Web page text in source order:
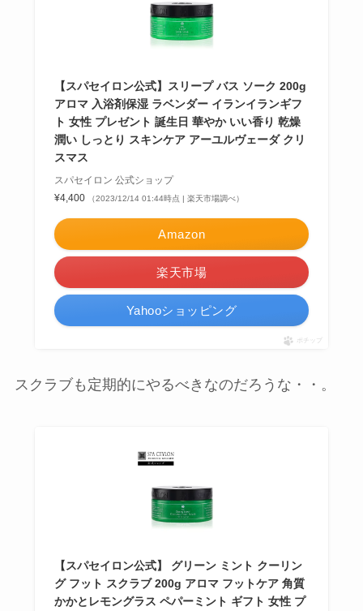
【スパセイロン公式】スリープ バス ソーク 200g
アロマ 入浴剤保湿 ラベンダー イランイランギフ
ト 女性 プレゼント 誕生日 華やか いい香り 乾燥
潤い しっとり スキンケア アーユルヴェーダ クリ
スマス
スパセイロン 公式ショップ
¥4,400
（2023/12/14 01:44時点 | 楽天市場調べ）
Amazon
楽天市場
Yahooショッピング
ポチップ
スクラブも定期的にやるべきなのだろうな・・。
【スパセイロン公式】 グリーン ミント クーリン
グ フット スクラブ 200g アロマ フットケア 角質
かかとレモングラス ペパーミント ギフト 女性 プ